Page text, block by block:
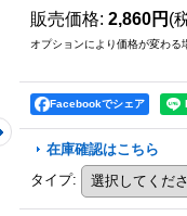
販売価格: 2,860円 (
オプションにより価格が変わる
Facebookでシェア
在庫確認はこちら
タイプ: